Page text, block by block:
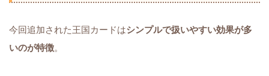
今回追加された王国カードはシンプルで扱いやすい効果が多
いのが特徴。